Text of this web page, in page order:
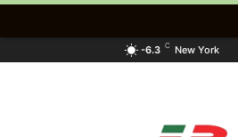
-6.3 C New York